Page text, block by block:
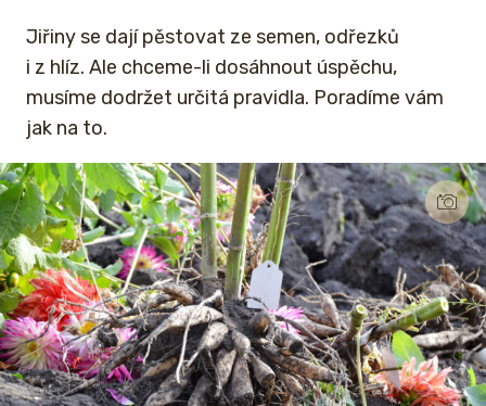
Jiřiny se dají pěstovat ze semen, odřezků
i z hlíz. Ale chceme-li dosáhnout úspěchu,
musíme dodržet určitá pravidla. Poradíme vám
jak na to.